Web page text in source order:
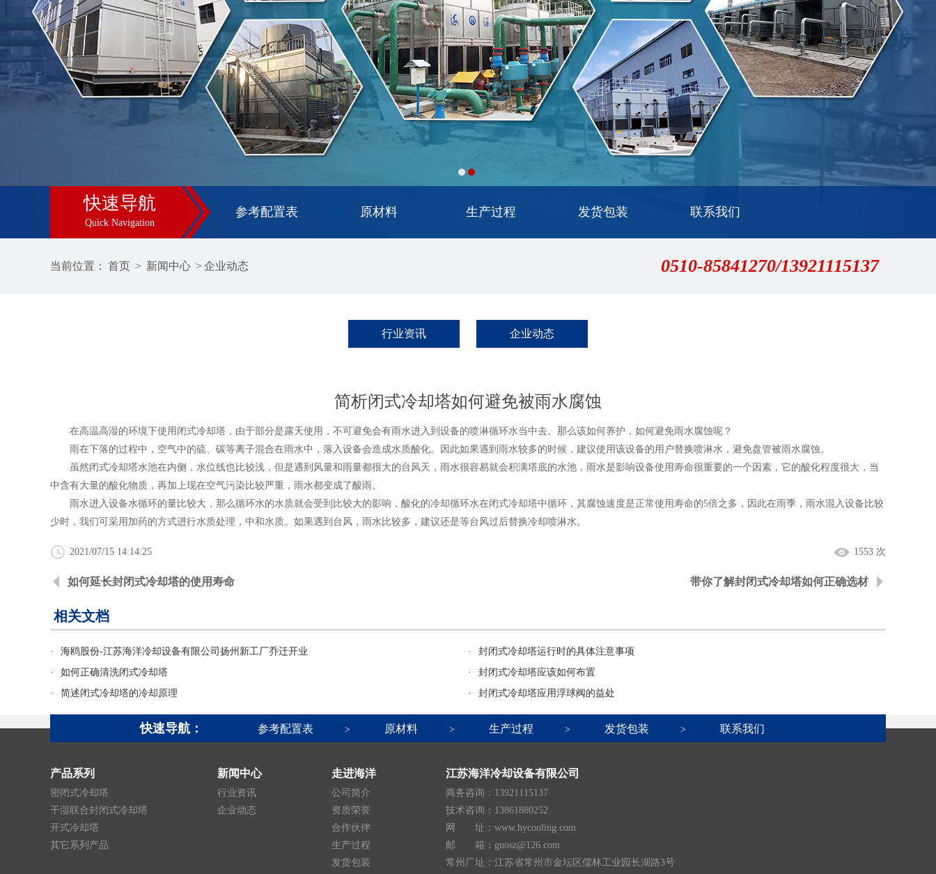
快速导航
Quick Navigation
参考配置表 原材料 生产过程 发货包装 联系我们
0510-85841270/13921115137
当前位置： 首页 > 新闻中心 > 企业动态
行业资讯 企业动态
简析闭式冷却塔如何避免被雨水腐蚀
在高温高湿的环境下使用闭式冷却塔，由于部分是露天使用，不可避免会有雨水进入到设备的喷淋循环水当中去。那么该如何养护，如何避免雨水腐蚀呢？
雨在下落的过程中，空气中的硫、碳等离子混合在雨水中，落入设备会造成水质酸化。因此如果遇到雨水较多的时候，建议使用该设备的用户替换喷淋水，避免盘管被雨水腐蚀。
虽然闭式冷却塔水池在内侧，水位线也比较浅，但是遇到风量和雨量都很大的台风天，雨水很容易就会积满塔底的水池，雨水是影响设备使用寿命很重要的一个因素，它的酸化程度很大，当
中含有大量的酸化物质，再加上现在空气污染比较严重，雨水都变成了酸雨。
雨水进入设备水循环的量比较大，那么循环水的水质就会受到比较大的影响，酸化的冷却循环水在闭式冷却塔中循环，其腐蚀速度是正常使用寿命的5倍之多，因此在雨季，雨水混入设备比较
少时，我们可采用加药的方式进行水质处理，中和水质。如果遇到台风，雨水比较多，建议还是等台风过后替换冷却喷淋水。
2021/07/15 14:14:25 1553 次
如何延长封闭式冷却塔的使用寿命 带你了解封闭式冷却塔如何正确选材
相关文档
· 海鸥股份-江苏海洋冷却设备有限公司扬州新工厂乔迁开业 ·
封闭式冷却塔运行时的具体注意事项
·
如何正确清洗闭式冷却塔 ·
封闭式冷却塔应该如何布置
·
简述闭式冷却塔的冷却原理 · 封闭式冷却塔应用浮球阀的益处
快速导航： 参考配置表 > 原材料 > 生产过程 > 发货包装 > 联系我们
产品系列
密闭式冷却塔
干湿联合封闭式冷却塔
开式冷却塔
其它系列产品
新闻中心
行业资讯
企业动态
走进海洋
公司简介
资质荣誉
合作伙伴
生产过程
发货包装
江苏海洋冷却设备有限公司
商务咨询：13921115137
技术咨询：13861880252
网 址：www.hycooling.com
邮 箱：guosz@126.com
常州厂址：江苏省常州市金坛区儒林工业园长湖路3号